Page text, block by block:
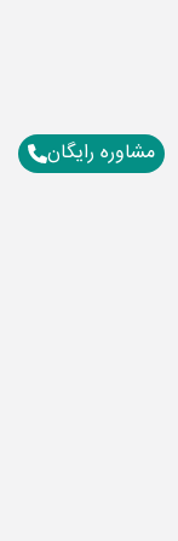
مشاوره رایگان